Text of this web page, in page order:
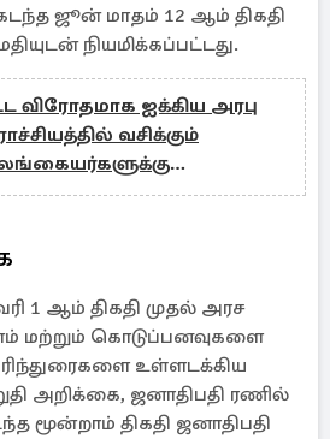
ஜூன் மாதம் 12 ஆம் திகதி
நியமிக்கப்பட்டது.
விரோதமாக ஐக்கிய அரபு
வசிக்கும்
முக்கிய
1 ஆம் திகதி முதல் அரச
மற்றும் கொடுப்பனவுகளை
உள்ளடக்கிய
அறிக்கை, ஜனாதிபதி ரணில்
மூன்றாம் திகதி ஜனாதிபதி